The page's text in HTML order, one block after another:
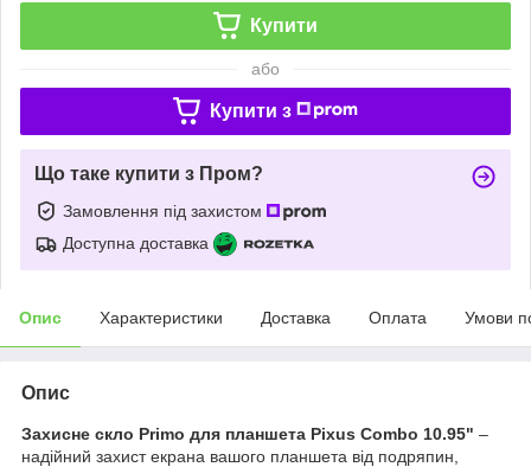
Купити
або
Купити з
Що таке купити з Пром?
Замовлення під захистом
Доступна доставка
Опис Характеристики Доставка Оплата Умови
Опис
Захисне скло Primo для планшета Pixus Combo 10.95" –
надійний захист екрана вашого планшета від подряпин,